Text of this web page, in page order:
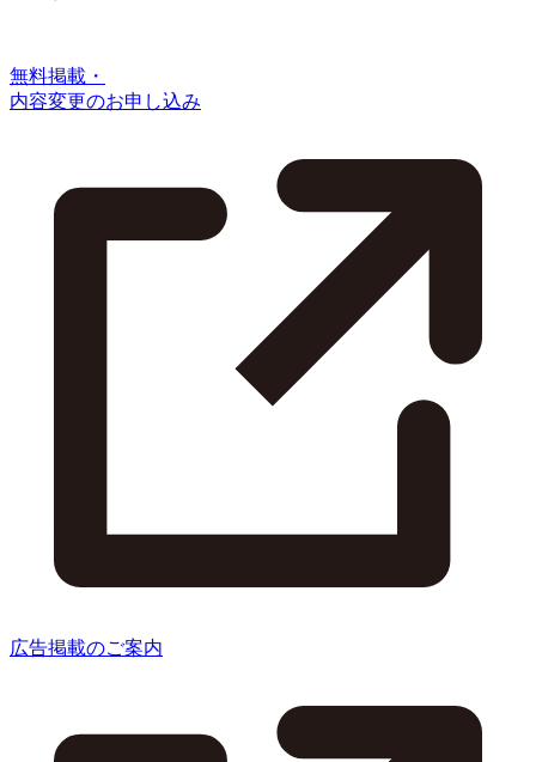
無料掲載・
内容変更のお申し込み
広告掲載のご案内